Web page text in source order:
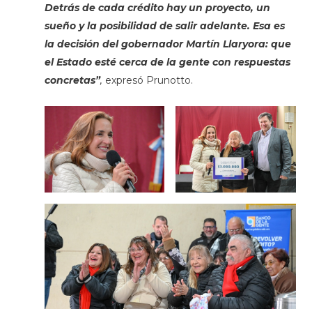
Detrás de cada crédito hay un proyecto, un
sueño y la posibilidad de salir adelante. Esa es
la decisión del gobernador Martín Llaryora: que
el Estado esté cerca de la gente con respuestas
concretas”, expresó Prunotto.